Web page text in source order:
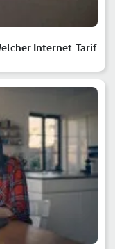
Internet-Tarif